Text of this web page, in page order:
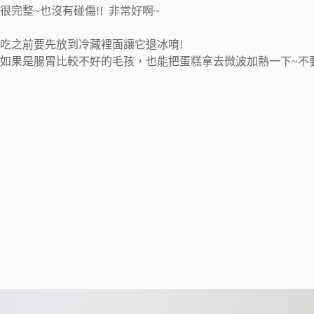
很完整~也沒有碰傷!! 非常好啊~
吃之前要先放到冷藏裡面讓它退冰唷!
如果是腸胃比較不好的毛孩，也能把蛋糕拿去微波加熱一下~不